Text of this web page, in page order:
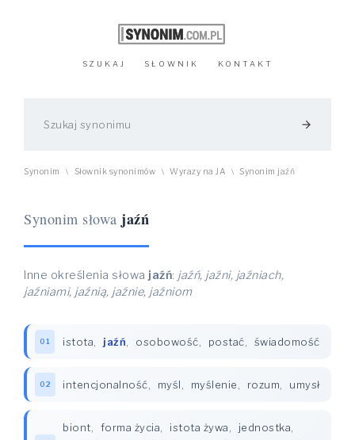
SZUKAJ SŁOWNIK KONTAKT
arrow_forward
Synonim \ Słownik synonimów \ Wyrazy na JA \ Synonim jaźń
Synonim słowa jaźń
Inne określenia słowa jaźń: jaźń, jaźni, jaźniach,
jaźniami, jaźnią, jaźnie, jaźniom
01 istota jaźń osobowość postać świadomość
02 intencjonalność myśl myślenie rozum umysł
biont forma życia istota żywa jednostka